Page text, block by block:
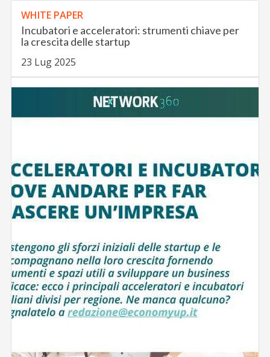
WHITE PAPER
Incubatori e acceleratori: strumenti chiave per
la crescita delle startup
23 Lug 2025